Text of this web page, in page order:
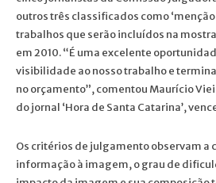
outros três classificados como ‘menção
trabalhos que serão incluídos na
em 2010. “É uma excelente
visibilidade ao nosso trabalho e
no orçamento”, comentou Maurício
do jornal ‘Hora de Santa Catarina’,
Os critérios de julgamento observam a
informação à imagem, o grau de